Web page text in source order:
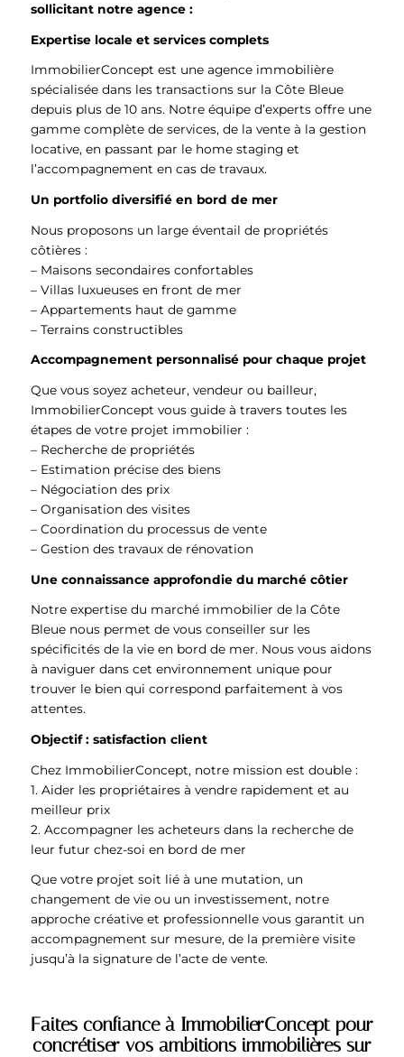
sollicitantnotre agence :
Expertise locale et services complets
ImmobilierConcept est une agence immobilière
spécialisée dans les transactions sur la Côte Bleue
depuis plus de 10 ans. Notre équipe d’experts offre une
gamme complète de services, de la vente à la gestion
locative, en passant par le home staging et
l’accompagnement en cas de travaux.
Un portfolio diversifié en bord de mer
Nous proposons un large éventail de propriétés
côtières :
– Maisons secondaires confortables
– Villas luxueuses en front de mer
– Appartements haut de gamme
– Terrains constructibles
Accompagnement personnalisé pour chaque projet
Que vous soyez acheteur, vendeur ou bailleur,
ImmobilierConcept vous guide à travers toutes les
étapes de votre projet immobilier :
– Recherche de propriétés
– Estimation précise des biens
– Négociation des prix
– Organisation des visites
– Coordination du processus de vente
– Gestion des travaux de rénovation
Une connaissance approfondie du marché côtier
Notre expertise du marché immobilier de la Côte
Bleue nous permet de vous conseiller sur les
spécificités de la vie en bord de mer. Nous vous aidons
à naviguer dans cet environnement unique pour
trouver le bien qui correspond parfaitement à vos
attentes.
Objectif : satisfaction client
Chez ImmobilierConcept, notre mission est double :
1. Aider les propriétaires à vendre rapidement et au
meilleur prix
2. Accompagner les acheteurs dans la recherche de
leur futur chez-soi en bord de mer
Que votre projet soit lié à une mutation, un
changement de vie ou un investissement, notre
approche créative et professionnelle vous garantit un
accompagnement sur mesure, de la première visite
jusqu’à la signature de l’acte de vente.
Faites confiance à ImmobilierConcept pour
concrétiser vos ambitions immobilières sur